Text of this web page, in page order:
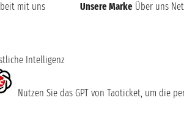
mit uns Unsere Marke Über uns
Intelligenz
Nutzen Sie das GPT von Taoticket, um die